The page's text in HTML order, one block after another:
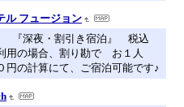
ル フュージョン
『深夜・割引き宿泊』 税込
用の場合、割り勘で お１人
の計算にて、ご宿泊可能です♪